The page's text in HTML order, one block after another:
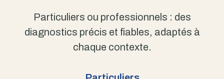
Particuliers ou professionnels : des
diagnostics précis et fiables, adaptés à
chaque contexte.